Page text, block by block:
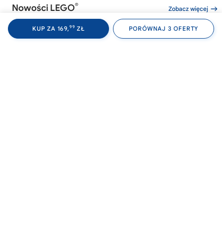
KUP ZA 169,99 ZŁ PORÓWNAJ 3 OFERTY
Nowości LEGO® Zobacz więcej